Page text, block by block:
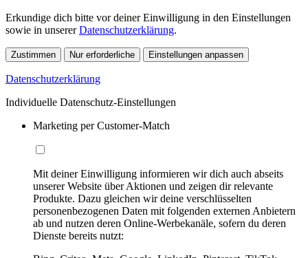
Erkundige dich bitte vor deiner Einwilligung in den Einstellungen
sowie in unsererDatenschutzerklärung.
Zustimmen Nur erforderliche Einstellungen anpassen
Datenschutzerklärung
Individuelle Datenschutz-Einstellungen
Marketing per Customer-Match
Mit deiner Einwilligung informieren wir dich auch abseits
unserer Website über Aktionen und zeigen dir relevante
Produkte. Dazu gleichen wir deine verschlüsselten
personenbezogenen Daten mit folgenden externen Anbietern
ab und nutzen deren Online-Werbekanäle, sofern du deren
Dienste bereits nutzt: